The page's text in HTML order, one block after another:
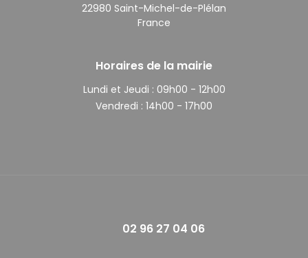
22980 Saint-Michel-de-Plélan
France
Horaires de la mairie
Lundi et Jeudi : 09h00 - 12h00
Vendredi : 14h00 - 17h00
02 96 27 04 06